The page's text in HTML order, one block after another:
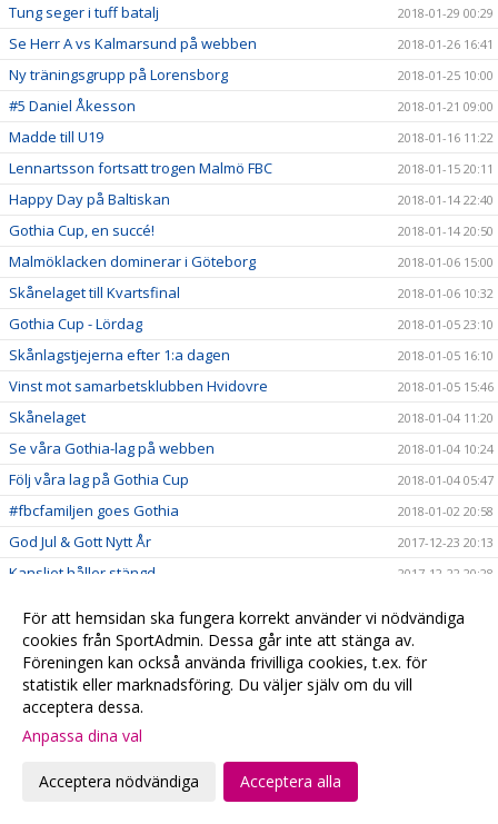
Tung seger i tuff batalj 2018-01-29 00:29
Se Herr A vs Kalmarsund på webben 2018-01-26 16:41
Ny träningsgrupp på Lorensborg 2018-01-25 10:00
#5 Daniel Åkesson 2018-01-21 09:00
Madde till U19 2018-01-16 11:22
Lennartsson fortsatt trogen Malmö FBC 2018-01-15 20:11
Happy Day på Baltiskan 2018-01-14 22:40
Gothia Cup, en succé! 2018-01-14 20:50
Malmöklacken dominerar i Göteborg 2018-01-06 15:00
Skånelaget till Kvartsfinal 2018-01-06 10:32
Gothia Cup - Lördag 2018-01-05 23:10
Skånlagstjejerna efter 1:a dagen 2018-01-05 16:10
Vinst mot samarbetsklubben Hvidovre 2018-01-05 15:46
Skånelaget 2018-01-04 11:20
Se våra Gothia-lag på webben 2018-01-04 10:24
Följ våra lag på Gothia Cup 2018-01-04 05:47
#fbcfamiljen goes Gothia 2018-01-02 20:58
God Jul & Gott Nytt År 2017-12-23 20:13
Kansliet håller stängd 2017-12-22 20:28
Julklappstips 2 - Hushållsnära tjänster till medlemspriser 2017-12-21 12:31
Damerna vidare i SkM 2017-12-21 10:10
Målvaktsträning
Julklappstips 1 – Teamson Webbutik
FRI ENTRÉ
För att hemsidan ska fungera korrekt använder vi nödvändiga
cookies från SportAdmin. Dessa går inte att stänga av.
Föreningen kan också använda frivilliga cookies, t.ex. för
statistik eller marknadsföring. Du väljer själv om du vill
acceptera dessa.
Anpassa dina val
Acceptera nödvändiga Acceptera alla